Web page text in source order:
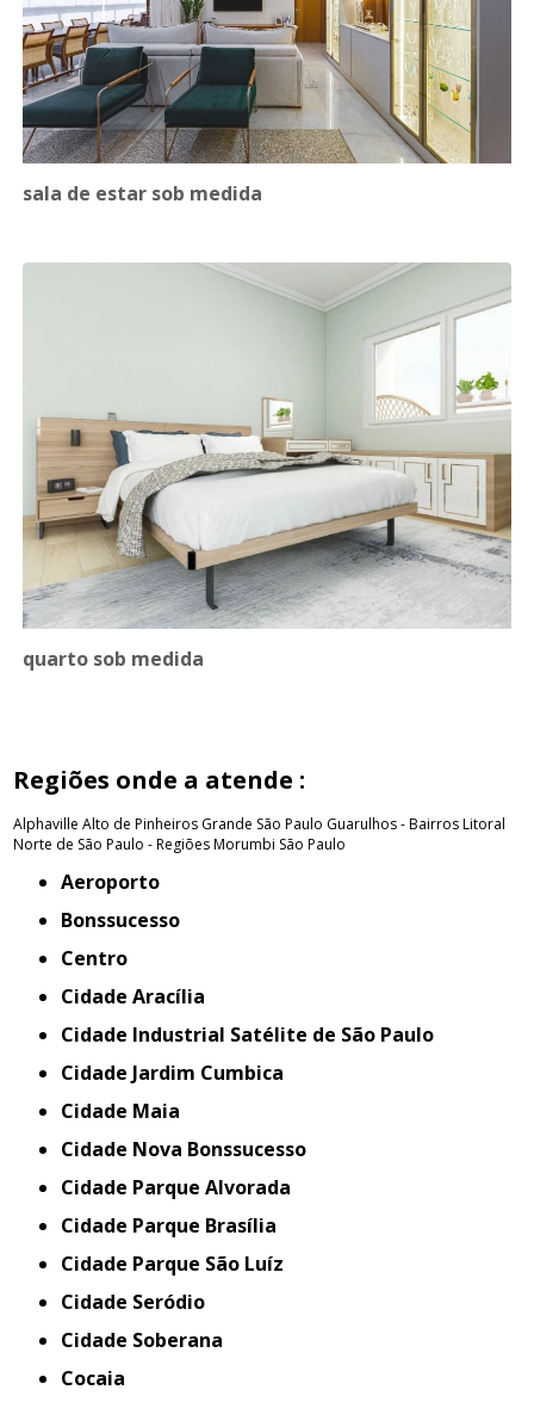
sala de estar sob medida
quarto sob medida
Regiões onde a atende :
Alphaville Alto de Pinheiros Grande São Paulo Guarulhos - BairrosLitoral
Norte de São Paulo - RegiõesMorumbi São Paulo
Aeroporto
Bonssucesso
Centro
Cidade Aracília
Cidade Industrial Satélite de São Paulo
Cidade Jardim Cumbica
Cidade Maia
Cidade Nova Bonssucesso
Cidade Parque Alvorada
Cidade Parque Brasília
Cidade Parque São Luíz
Cidade Seródio
Cidade Soberana
Cocaia